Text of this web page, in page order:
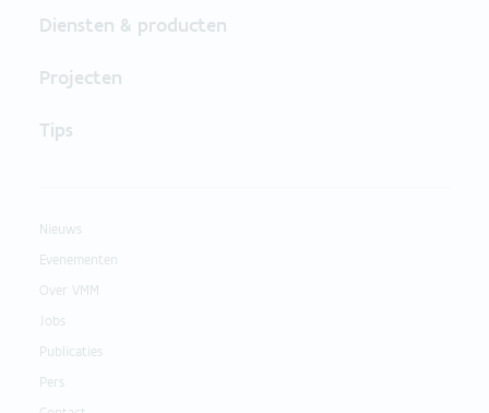
Diensten & producten
Projecten
Tips
Nieuws
Evenementen
Over VMM
Jobs
Publicaties
Pers